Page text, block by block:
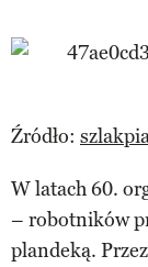
Źródło:
W latach 60.
– robotników
plandeką.